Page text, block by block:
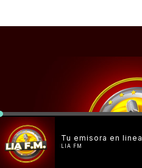
Tu emisora en linea
LIA FM